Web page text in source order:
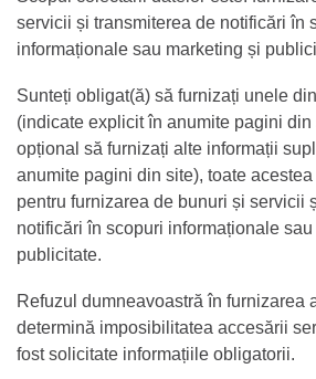
servicii și transmiterea de notificări în
informaționale sau marketing și
Sunteți obligat(ă) să furnizați unele
(indicate explicit în anumite pagini din
opțional să furnizați alte informații
anumite pagini din site), toate
pentru furnizarea de bunuri și servicii
notificări în scopuri informaționale
publicitate.
Refuzul dumneavoastră în furnizarea
determină imposibilitatea accesării
fost solicitate informațiile obligatorii.